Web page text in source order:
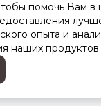
стоимости
и ни при
определяемой
помочь Вам в
опыта и
наших продуктов